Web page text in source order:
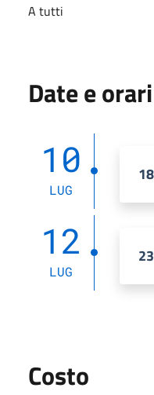
A tutti
Date e orari
10
LUG
12
LUG
Costo